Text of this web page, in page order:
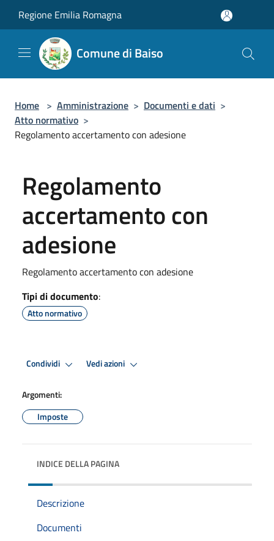
Regione Emilia Romagna
Comune di Baiso
Home > Amministrazione > Documenti e dati >
Atto normativo >
Regolamento accertamento con adesione
Regolamento
accertamento con
adesione
Regolamento accertamento con adesione
Tipi di documento:
Atto normativo
Condividi Vedi azioni
Argomenti:
Imposte
INDICE DELLA PAGINA
Descrizione
Documenti